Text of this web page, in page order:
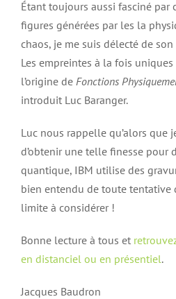
Étant toujours aussi fasciné par
figures générées par les la
chaos, je me suis délecté de
Les empreintes à la fois
l’origine de Fonctions
introduit Luc Baranger.
Luc nous rappelle qu’alors que
d’obtenir une telle finesse pour
quantique, IBM utilise des
bien entendu de toute tentative
limite à considérer !
Bonne lecture à tous et
en distanciel ou en présentiel.
Jacques Baudron